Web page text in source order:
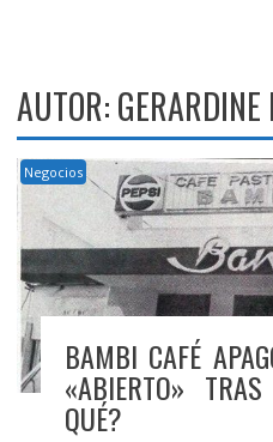
AUTOR:
Negocios
BAMBI CAFÉ
«ABIERTO»
QUÉ?